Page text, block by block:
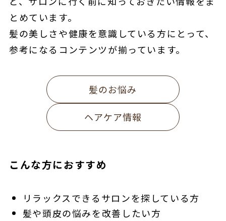
とめています。
髪の美しさや健康を意識している方にとって、
参考になるコンテンツが揃っています。
髪のお悩み
ヘアケア情報
こんな方におすすめ
リラックスできるサロンを探している方
髪や頭皮の悩みを改善したい方